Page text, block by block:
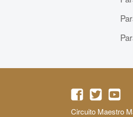
Circuito Maestro